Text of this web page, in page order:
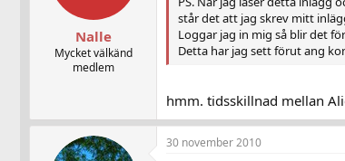
Nalle
Mycket välkänd
medlem
står det att jag skrev mitt
Loggar jag in mig så blir det
Detta har jag sett förut ang
hmm. tidsskillnad mellan
30 november 2010